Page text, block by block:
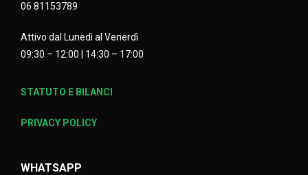
06 81153789
Attivo dal Lunedì al Venerdì
09:30 – 12:00 | 14:30 – 17:00
STATUTO E BILANCI
PRIVACY POLICY
WHATSAPP